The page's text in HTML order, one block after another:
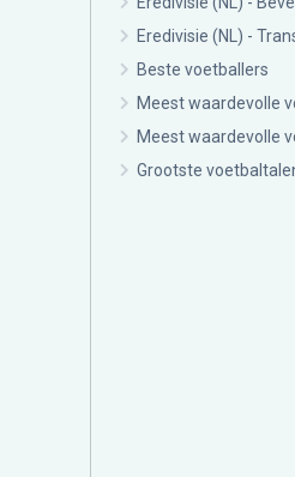
Eredivisie (NL) -
Beste voetballers
Meest waardevolle
Meest waardevolle
Grootste